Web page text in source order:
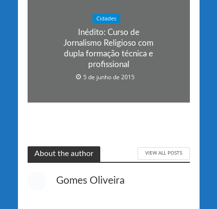
Cidades
Inédito: Curso de
Jornalismo Religioso com
dupla formação técnica e
profissional
5 de junho de 2015
About the author VIEW ALL POSTS
Gomes Oliveira